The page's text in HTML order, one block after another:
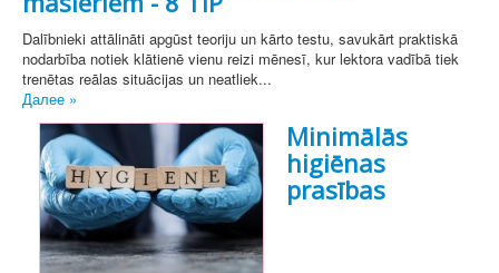
Dalībnieki attālināti apgūst teoriju un kārto testu, savukārt praktiskā
nodarbība notiek klātienē vienu reizi mēnesī, kur lektora vadībā tiek
trenētas reālas situācijas un neatliek...
Далее »
Minimālās
higiēnas
prasības